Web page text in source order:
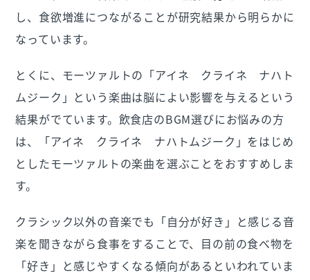
し、食欲増進につながることが研究結果から明らかに
なっています。
とくに、モーツァルトの「アイネ クライネ ナハト
ムジーク」という楽曲は脳によい影響を与えるという
結果がでています。飲食店のBGM選びにお悩みの方
は、「アイネ クライネ ナハトムジーク」をはじめ
としたモーツァルトの楽曲を選ぶことをおすすめしま
す。
クラシック以外の音楽でも「自分が好き」と感じる音
楽を聞きながら食事をすることで、目の前の食べ物を
「好き」と感じやすくなる傾向があるといわれていま